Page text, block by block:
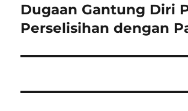
post:
Dugaan Gantung Diri
Perselisihan dengan